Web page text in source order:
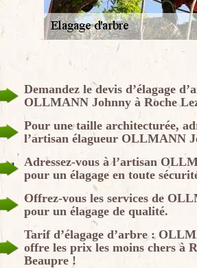
Demandez le devis d’élagage
OLLMANN Johnny à Roche
Pour une taille architecturée,
l’artisan élagueur OLLMANN
Adressez-vous à l’artisan
pour un élagage en toute
Offrez-vous les services de
pour un élagage de qualité.
Tarif d’élagage d’arbre :
offre les prix les moins chers à
Beaupre !